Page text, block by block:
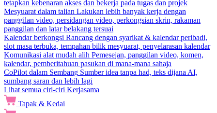
tetapkan kebenaran akses dan bekerja pada tugas dan projek
Mesyuarat dalam talian Lakukan lebih banyak kerja dengan
panggilan video, persidangan video, perkongsian skrin, rakaman
panggilan dan latar belakang tersuai
Kalendar berkongsi Rancang dengan syarikat & kalendar peribadi,
slot masa terbuka, tempahan bilik mesyuarat, penyelarasan kalendar
Komunikasi alat mudah alih Pemesejan, panggilan video, komen,
kalendar, pemberitahuan pasukan di mana-mana sahaja
CoPilot dalam Sembang Sumber idea tanpa had, teks dijana AI,
sumbang saran dan lebih lagi
Lihat semua ciri-ciri Kerjasama
Tapak & Kedai